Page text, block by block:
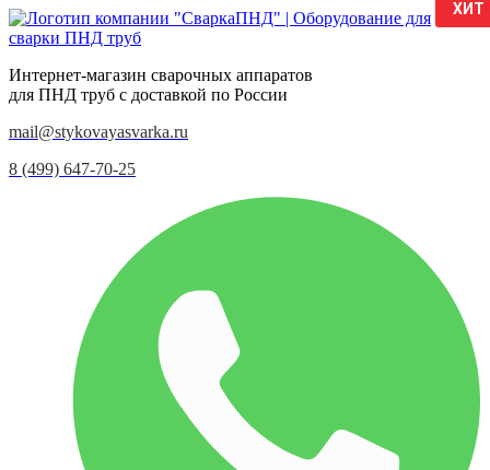
Интернет-магазин сварочных аппаратов
для ПНД труб с доставкой по России
mail@stykovayasvarka.ru
8 (499) 647-70-25
ХИТ